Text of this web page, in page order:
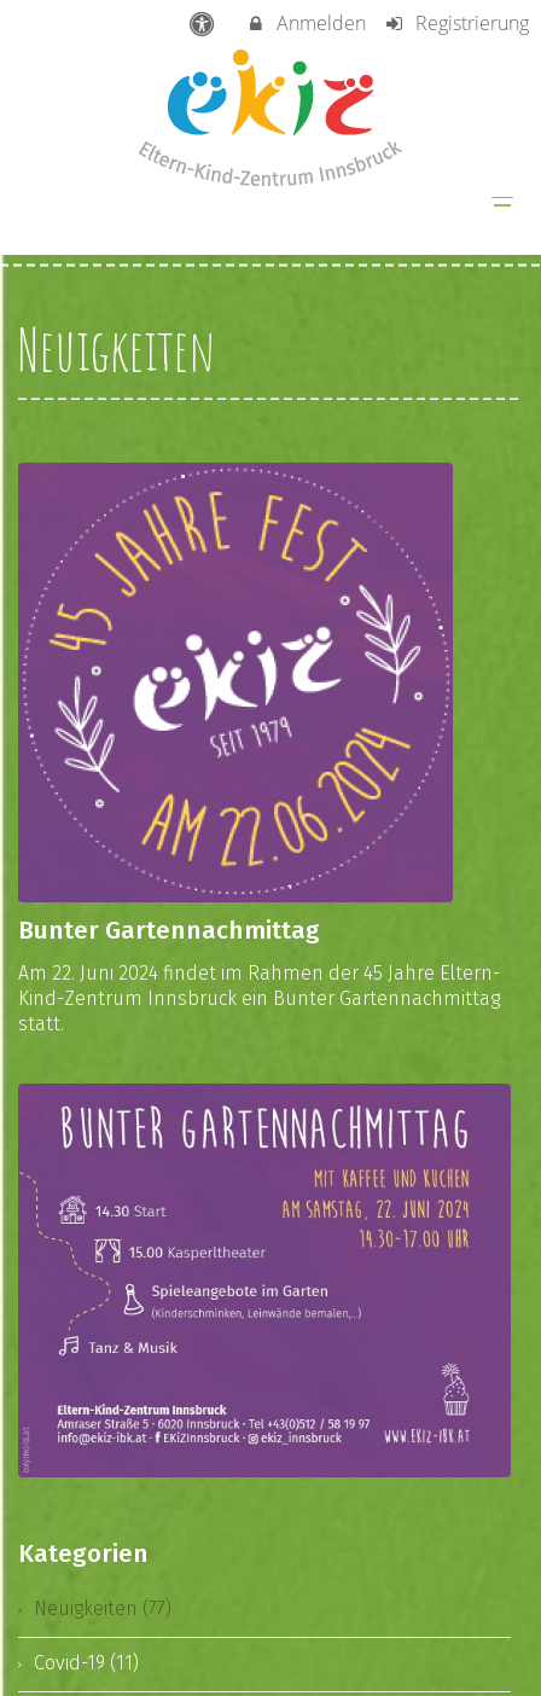
Anmelden Registrierung
Neuigkeiten
Bunter Gartennachmittag
Am 22. Juni 2024 findet im Rahmen der 45 Jahre Eltern-
Kind-Zentrum Innsbruck ein Bunter Gartennachmittag
statt.
Kategorien
Neuigkeiten (77)
Covid-19 (11)